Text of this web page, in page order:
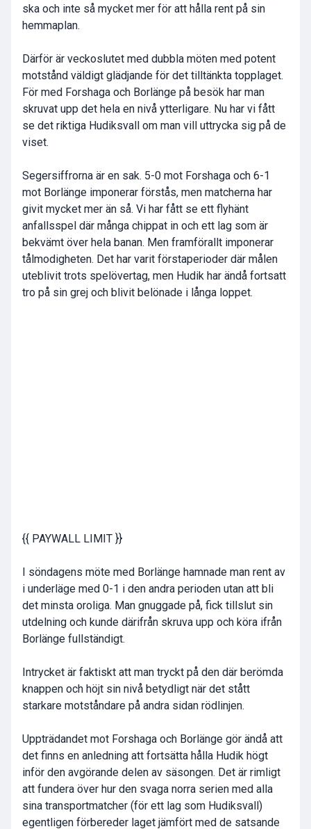
ska och inte så mycket mer för att hålla rent på sin
hemmaplan.
Därför är veckoslutet med dubbla möten med potent
motstånd väldigt glädjande för det tilltänkta topplaget.
För med Forshaga och Borlänge på besök har man
skruvat upp det hela en nivå ytterligare. Nu har vi fått
se det riktiga Hudiksvall om man vill uttrycka sig på de
viset.
Segersiffrorna är en sak. 5-0 mot Forshaga och 6-1
mot Borlänge imponerar förstås, men matcherna har
givit mycket mer än så. Vi har fått se ett flyhänt
anfallsspel där många chippat in och ett lag som är
bekvämt över hela banan. Men framförallt imponerar
tålmodigheten. Det har varit förstaperioder där målen
uteblivit trots spelövertag, men Hudik har ändå fortsatt
tro på sin grej och blivit belönade i långa loppet.
{{ PAYWALL LIMIT }}
I söndagens möte med Borlänge hamnade man rent av
i underläge med 0-1 i den andra perioden utan att bli
det minsta oroliga. Man gnuggade på, fick tillslut sin
utdelning och kunde därifrån skruva upp och köra ifrån
Borlänge fullständigt.
Intrycket är faktiskt att man tryckt på den där berömda
knappen och höjt sin nivå betydligt när det stått
starkare motståndare på andra sidan rödlinjen.
Uppträdandet mot Forshaga och Borlänge gör ändå att
det finns en anledning att fortsätta hålla Hudik högt
inför den avgörande delen av säsongen. Det är rimligt
att fundera över hur den svaga norra serien med alla
sina transportmatcher (för ett lag som Hudiksvall)
egentligen förbereder laget jämfört med de satsande